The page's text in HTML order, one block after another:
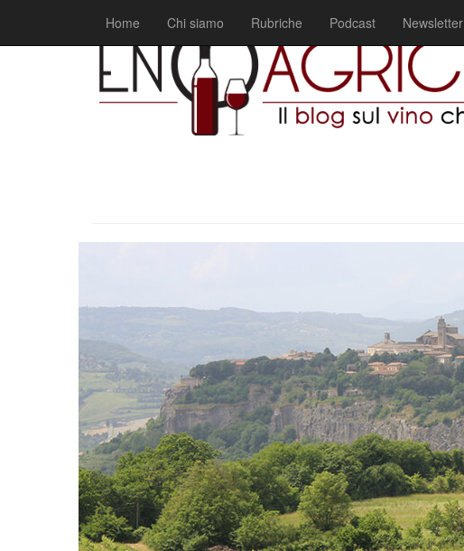
Home Chi siamo Rubriche Podcast Newsletter